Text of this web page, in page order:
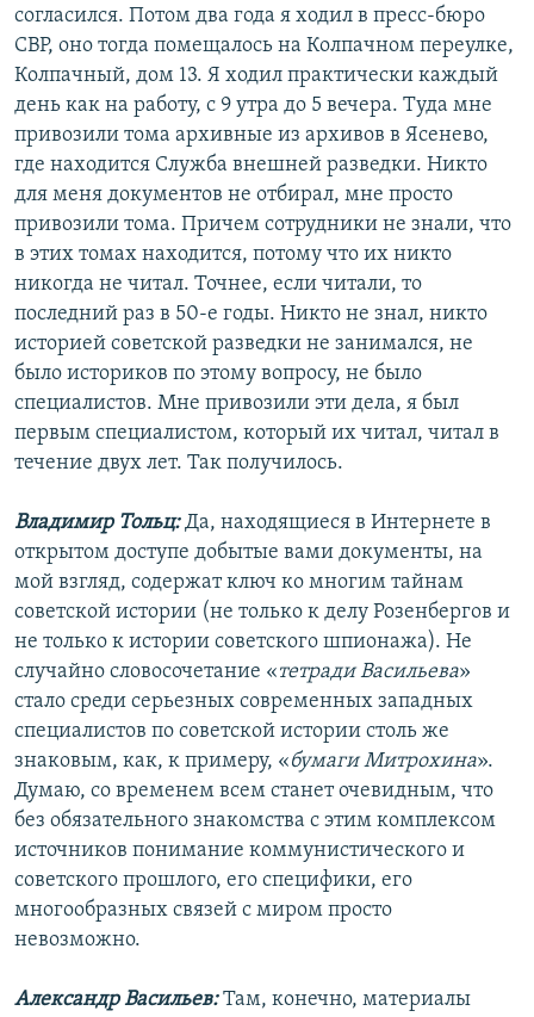
согласился. Потом два года я ходил в пресс-бюро
СВР, оно тогда помещалось на Колпачном переулке,
Колпачный, дом 13. Я ходил практически каждый
день как на работу, с 9 утра до 5 вечера. Туда мне
привозили тома архивные из архивов в Ясенево,
где находится Служба внешней разведки. Никто
для меня документов не отбирал, мне просто
привозили тома. Причем сотрудники не знали, что
в этих томах находится, потому что их никто
никогда не читал. Точнее, если читали, то
последний раз в 50-е годы. Никто не знал, никто
историей советской разведки не занимался, не
было историков по этому вопросу, не было
специалистов. Мне привозили эти дела, я был
первым специалистом, который их читал, читал в
течение двух лет. Так получилось.
Владимир Тольц:Да, находящиеся в Интернете в
открытом доступе добытые вами документы, на
мой взгляд, содержат ключ ко многим тайнам
советской истории (не только к делу Розенбергов и
не только к истории советского шпионажа). Не
случайно словосочетание «тетради Васильева»
стало среди серьезных современных западных
специалистов по советской истории столь же
знаковым, как, к примеру, «бумаги Митрохина».
Думаю, со временем всем станет очевидным, что
без обязательного знакомства с этим комплексом
источников понимание коммунистического и
советского прошлого, его специфики, его
многообразных связей с миром просто
невозможно.
Александр Васильев:Там, конечно, материалы